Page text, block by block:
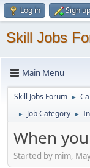
Log in Sign up
Skill Jobs
Main Menu
Skill Jobs Forum ►
► Job Category ►
When
Started by mim,